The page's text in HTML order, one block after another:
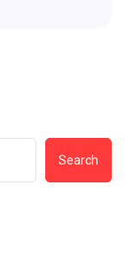
Search